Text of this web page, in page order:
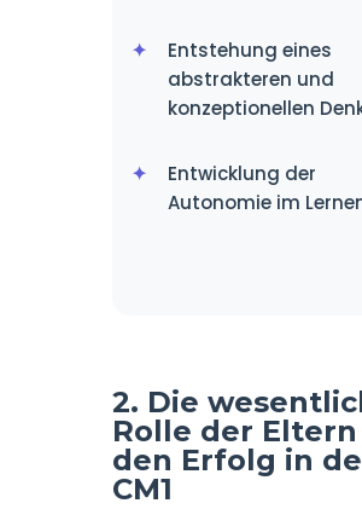
Entstehung eines
abstrakteren und
konzeptionellen
Entwicklung der
Autonomie im
2. Die
Rolle der
den Erfolg in
CM1